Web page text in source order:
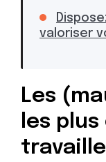
valoriser
Les
les